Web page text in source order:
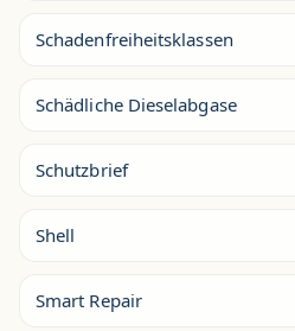
Schadenfreiheitsklassen
Schädliche Dieselabgase
Schutzbrief
Shell
Smart Repair